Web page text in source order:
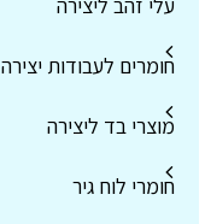
עלי זהב ליצירה
חומרים לעבודות יצירה
מוצרי בד ליצירה
חומרי לוח גיר